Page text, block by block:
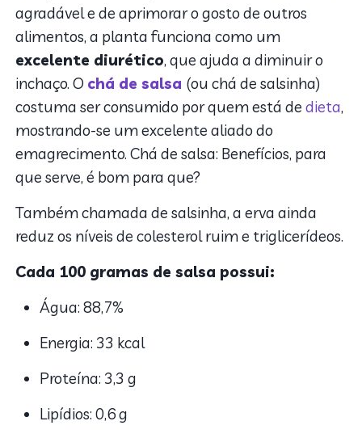
agradável e de aprimorar o gosto de outros
alimentos, a planta funciona como um
excelente diurético, que ajuda a diminuir o
inchaço. O chá de salsa (ou chá de salsinha)
costuma ser consumido por quem está dedieta,
mostrando-se um excelente aliado do
emagrecimento. Chá de salsa: Benefícios, para
que serve, é bom para que?
Também chamada de salsinha, a erva ainda
reduz os níveis de colesterol ruim e triglicerídeos.
Cada 100 gramas de salsa possui:
Água: 88,7%
Energia: 33 kcal
Proteína: 3,3 g
Lipídios: 0,6 g